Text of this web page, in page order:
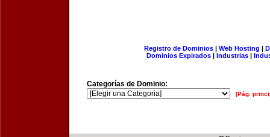
Registro de Dominios| Web Hosting |
Dominios Expirados | Industrias |
Categorías de Dominio:
[Pág.